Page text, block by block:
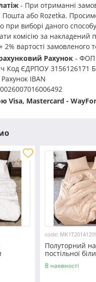
- При отриманні
Пошта або Rozetka.
при виборі даного
комісію за накладений
2% вартості замовленого
Рахунок - ФОП
Код ЄДРПОУ 3156126171
IBAN
Visa, Mastercard -
code:
Полуторний
постільної
150*220 із
№20141209
В наявності